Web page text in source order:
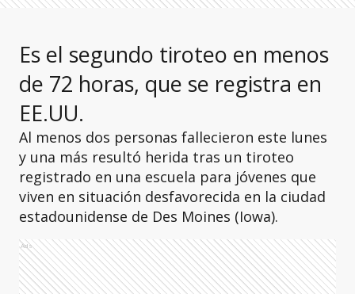
Es el segundo tiroteo en menos
de 72 horas, que se registra en
EE.UU.
Al menos dos personas fallecieron este lunes
y una más resultó herida tras un tiroteo
registrado en una escuela para jóvenes que
viven en situación desfavorecida en la ciudad
estadounidense de Des Moines (Iowa).
Ads